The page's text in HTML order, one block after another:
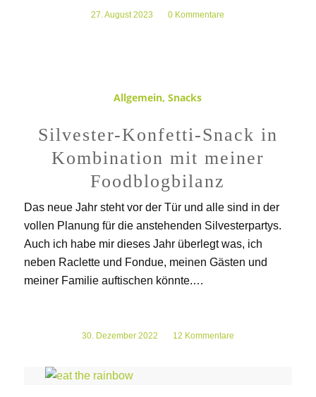
27. August 2023
/ 0 Kommentare
Allgemein,Snacks
Silvester-Konfetti-Snack in
Kombination mit meiner
Foodblogbilanz
Das neue Jahr steht vor der Tür und alle sind in der
vollen Planung für die anstehenden Silvesterpartys.
Auch ich habe mir dieses Jahr überlegt was, ich
neben Raclette und Fondue, meinen Gästen und
meiner Familie auftischen könnte.…
30. Dezember 2022
/ 12 Kommentare